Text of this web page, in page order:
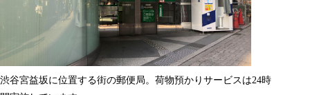
渋谷宮益坂に位置する街の郵便局。荷物預かりサービスは24時